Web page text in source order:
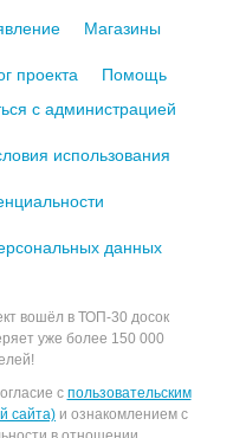
вошёл в ТОП-30 досок
уже более 150 000
с пользовательским
сайта) и ознакомлением с
Магазины
проекта
Помощь
с администрацией
использования
данных